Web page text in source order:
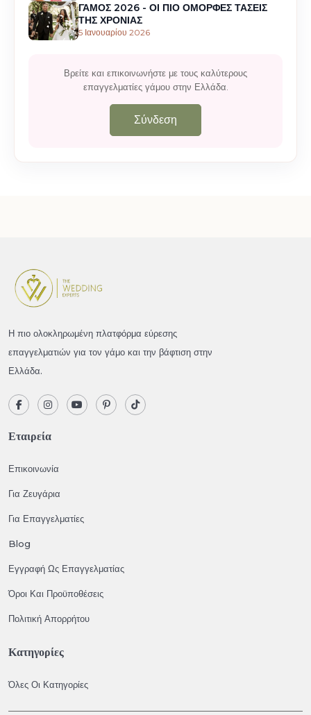
ΓΑΜΟΣ 2026 - ΟΙ ΠΙΟ ΟΜΟΡΦΕΣ ΤΑΣΕΙΣ
ΤΗΣ ΧΡΟΝΙΑΣ
5 Ιανουαρίου 2026
Βρείτε και επικοινωνήστε με τους καλύτερους
επαγγελματίες γάμου στην Ελλάδα.
Σύνδεση
Η πιο ολοκληρωμένη πλατφόρμα εύρεσης
επαγγελματιών για τον γάμο και την βάφτιση στην
Ελλάδα.
Εταιρεία
Επικοινωνία
Για Ζευγάρια
Για Επαγγελματίες
Blog
Εγγραφή Ως Επαγγελματίας
Όροι Και Προϋποθέσεις
Πολιτική Απορρήτου
Κατηγορίες
Όλες Οι Κατηγορίες